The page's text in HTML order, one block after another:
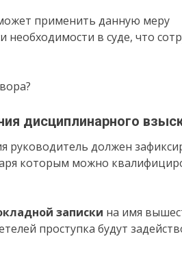
применить данную меру
в суде, что
дисциплинарного
руководитель должен
которым можно
записки на имя
проступка будут